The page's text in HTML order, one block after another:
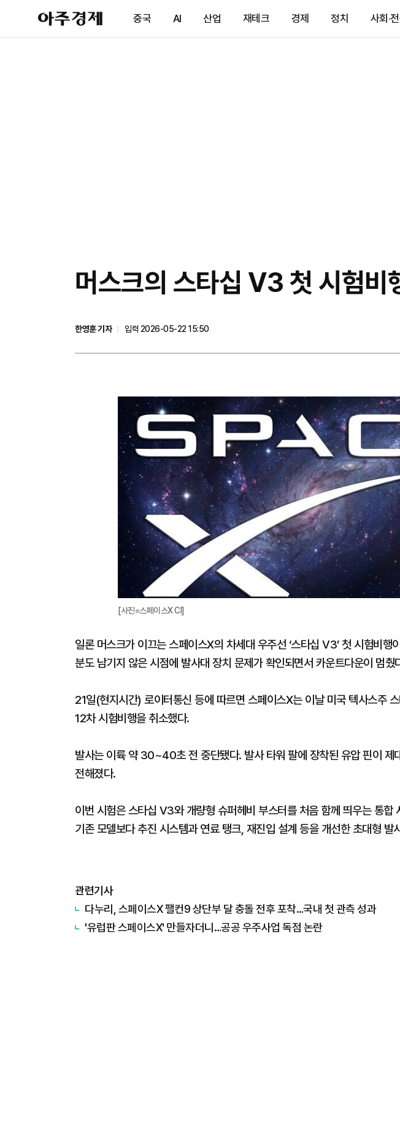
아
주
제
중국 AI 산업 재테크 경제 정치 사회·
머스크의 스타십 V3 첫 시험
한영훈 기자
입력 2026-05-22 15:50
[사진=스페이스X CI]
일론 머스크가 이끄는 스페이스X의 차세대 우주선 ‘스타십 V3’ 첫 시험비행
분도 남기지 않은 시점에 발사대 장치 문제가 확인되면서 카운트다운이 멈췄
21일(현지시간) 로이터통신 등에 따르면 스페이스X는 이날 미국 텍사스주
12차 시험비행을 취소했다.
발사는 이륙 약 30~40초 전 중단됐다. 발사 타워 팔에 장착된 유압 핀이 제
전해졌다.
이번 시험은 스타십 V3와 개량형 슈퍼헤비 부스터를 처음 함께 띄우는 통합
기존 모델보다 추진 시스템과 연료 탱크, 재진입 설계 등을 개선한 초대형 발
관련기사
다누리, 스페이스X 팰컨9 상단부 달 충돌 전후 포착…국내 첫 관측 성과
'유럽판 스페이스X' 만들자더니…공공 우주사업 독점 논란